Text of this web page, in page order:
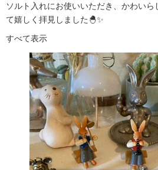
ソルト入れにお使いいただき、かわい
て嬉しく拝見しました🐣✨
すべて表示